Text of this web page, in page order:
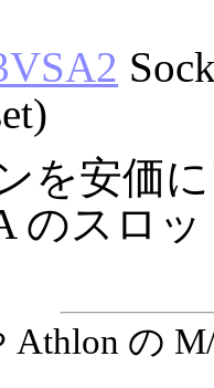
を安価
のスロ
Athlon の